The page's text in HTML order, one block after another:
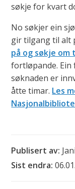
søkje for kvart
No søkjer ein
gir tilgang til alt
på og søkje om
fortløpande.
søknaden er
åtte timar. Les
Publisert av
Sist endra